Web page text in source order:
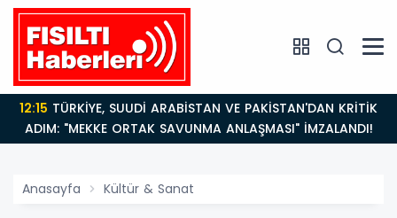
12:15
ADIM: "MEKKE ORTAK SAVUNMA ANLAŞMASI" İMZALANDI!
Anasayfa Kültür & Sanat